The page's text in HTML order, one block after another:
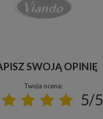
SWOJĄ OPINIĘ
Twoja ocena:
5/5